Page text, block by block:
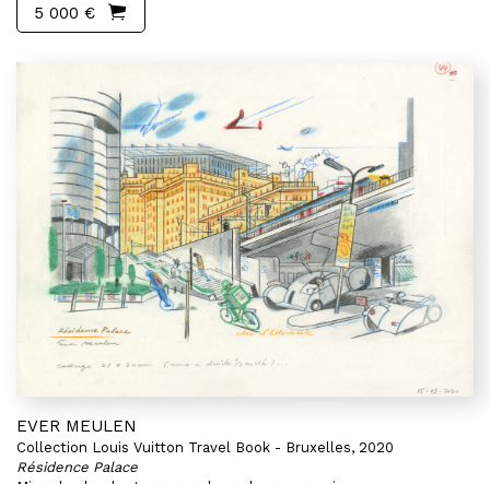
5 000 €
EVER MEULEN
Collection Louis Vuitton Travel Book - Bruxelles, 2020
Résidence Palace